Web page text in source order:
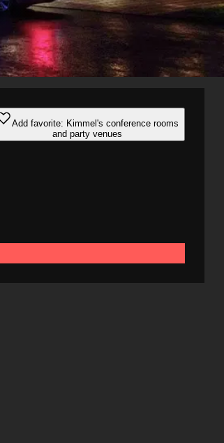
Add favorite: Kimmel's conference rooms
and party venues